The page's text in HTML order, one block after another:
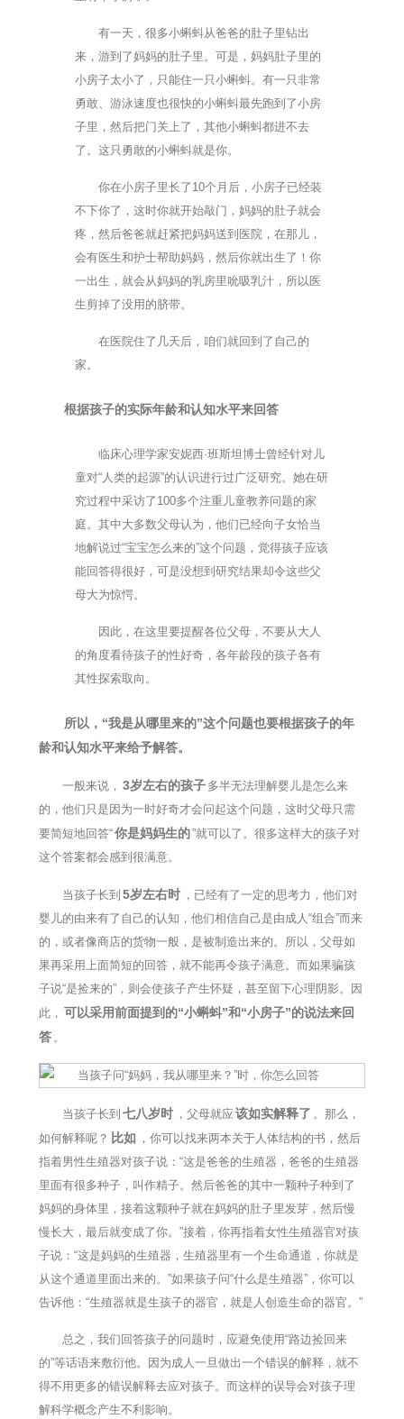
有一天，很多小蝌蚪从爸爸的肚子里钻出
来，游到了妈妈的肚子里。可是，妈妈肚子里的
小房子太小了，只能住一只小蝌蚪。有一只非常
勇敢、游泳速度也很快的小蝌蚪最先跑到了小房
子里，然后把门关上了，其他小蝌蚪都进不去
了。这只勇敢的小蝌蚪就是你。
你在小房子里长了10个月后，小房子已经装
不下你了，这时你就开始敲门，妈妈的肚子就会
疼，然后爸爸就赶紧把妈妈送到医院，在那儿，
会有医生和护士帮助妈妈，然后你就出生了！你
一出生，就会从妈妈的乳房里吮吸乳汁，所以医
生剪掉了没用的脐带。
在医院住了几天后，咱们就回到了自己的
家。
根据孩子的实际年龄和认知水平来回答
临床心理学家安妮西·班斯坦博士曾经针对儿
童对“人类的起源”的认识进行过广泛研究。她在研
究过程中采访了100多个注重儿童教养问题的家
庭。其中大多数父母认为，他们已经向子女恰当
地解说过“宝宝怎么来的”这个问题，觉得孩子应该
能回答得很好，可是没想到研究结果却令这些父
母大为惊愕。
因此，在这里要提醒各位父母，不要从大人
的角度看待孩子的性好奇，各年龄段的孩子各有
其性探索取向。
所以，“我是从哪里来的”这个问题也要根据孩子的年
龄和认知水平来给予解答。
一般来说， 3岁左右的孩子 多半无法理解婴儿是怎么来
的，他们只是因为一时好奇才会问起这个问题，这时父母只需
要简短地回答“你是妈妈生的”就可以了。很多这样大的孩子对
这个答案都会感到很满意。
当孩子长到 5岁左右时 ，已经有了一定的思考力，他们对
婴儿的由来有了自己的认知，他们相信自己是由成人“组合”而来
的，或者像商店的货物一般，是被制造出来的。所以，父母如
果再采用上面简短的回答，就不能再令孩子满意。而如果骗孩
子说“是捡来的”，则会使孩子产生怀疑，甚至留下心理阴影。因
此， 可以采用前面提到的“小蝌蚪”和“小房子”的说法来回
答 。
当孩子长到 七八岁时 ，父母就应 该如实解释了 。那么，
如何解释呢？ 比如 ，你可以找来两本关于人体结构的书，然后
指着男性生殖器对孩子说：“这是爸爸的生殖器，爸爸的生殖器
里面有很多种子，叫作精子。然后爸爸的其中一颗种子种到了
妈妈的身体里，接着这颗种子就在妈妈的肚子里发芽，然后慢
慢长大，最后就变成了你。”接着，你再指着女性生殖器官对孩
子说：“这是妈妈的生殖器，生殖器里有一个生命通道，你就是
从这个通道里面出来的。”如果孩子问“什么是生殖器”，你可以
告诉他：“生殖器就是生孩子的器官，就是人创造生命的器官。”
总之，我们回答孩子的问题时，应避免使用“路边捡回来
的”等话语来敷衍他。因为成人一旦做出一个错误的解释，就不
得不用更多的错误解释去应对孩子。而这样的误导会对孩子理
解科学概念产生不利影响。